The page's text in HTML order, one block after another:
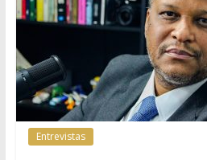
Entrevistas